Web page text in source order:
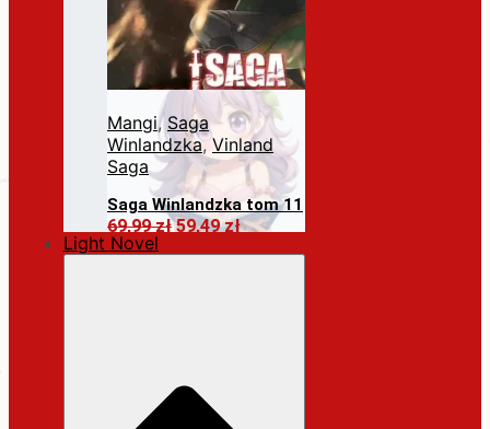
Mangi, Saga
Winlandzka, Vinland
Saga
Saga Winlandzka tom 11
69,99złPierwotna
59,49złAktualna
Dodaj do koszyka
Light Novel